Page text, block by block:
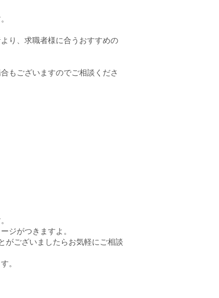
り、求職者様に合うおすすめの
もございますのでご相談くださ
ジがつきますよ。
がございましたらお気軽にご相談
。